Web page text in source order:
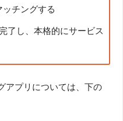
チングする
了し、本格的にサービス
アプリについては、下の